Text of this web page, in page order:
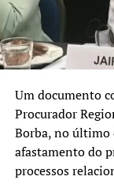
Um documento
Procurador
Borba, no último
afastamento do
processos